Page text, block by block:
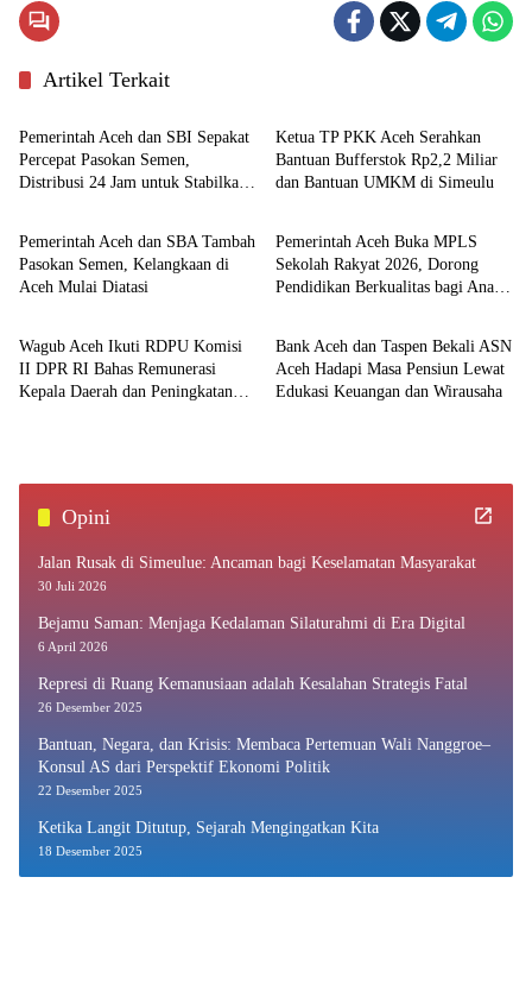
Artikel Terkait
Pemerintahan
Pemerintah Aceh dan SBI Sepakat
Percepat Pasokan Semen,
Distribusi 24 Jam untuk Stabilkan
Ketua TP PKK Aceh Serahkan
Bantuan Bufferstok Rp2,2 Miliar
dan Bantuan UMKM di Simeulu
Ekonomi
Pemerintah Aceh dan SBA Tambah
Pasokan Semen, Kelangkaan di
Aceh Mulai Diatasi
Pemerintahan
Pemerintah Aceh Buka MPLS
Sekolah Rakyat 2026, Dorong
Pendidikan Berkualitas bagi Anak
Nasional
Wagub Aceh Ikuti RDPU Komisi
II DPR RI Bahas Remunerasi
Kepala Daerah dan Peningkatan
Ekonomi
Bank Aceh dan Taspen Bekali ASN
Aceh Hadapi Masa Pensiun Lewat
Edukasi Keuangan dan Wirausaha
Opini
Jalan Rusak di Simeulue: Ancaman bagi Keselamatan Masyarakat
30 Juli 2026
Bejamu Saman: Menjaga Kedalaman Silaturahmi di Era Digital
6 April 2026
Represi di Ruang Kemanusiaan adalah Kesalahan Strategis Fatal
26 Desember 2025
Bantuan, Negara, dan Krisis: Membaca Pertemuan Wali Nanggroe–
Konsul AS dari Perspektif Ekonomi Politik
22 Desember 2025
Ketika Langit Ditutup, Sejarah Mengingatkan Kita
18 Desember 2025